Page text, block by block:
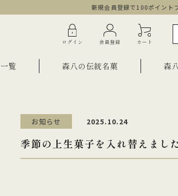
新規会員登録で100ポイント
ログイン 会員登録 カート
覧
オンラインショップ限定商品
上生菓子
ご
お
森八の伝統名菓 森
お知らせ 2025.10.24
季節の上生菓子を入れ替えま